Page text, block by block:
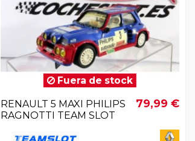
Fuera de stock
RENAULT 5 MAXI PHILIPS
RAGNOTTI TEAM SLOT
79,99 €